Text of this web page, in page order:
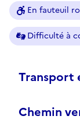
En fauteuil
Difficulté à
Transport
Chemin